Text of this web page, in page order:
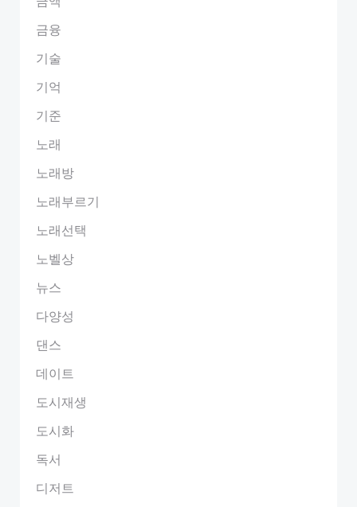
금융
기술
기억
기준
노래
노래방
노래부르기
노래선택
노벨상
뉴스
다양성
댄스
데이트
도시재생
도시화
독서
디저트